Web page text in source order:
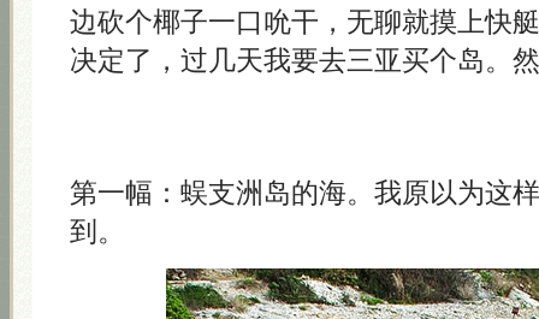
边砍个椰子一口吮干，无聊就摸上
决定了，过几天我要去三亚买个岛。
第一幅：蜈支洲岛的海。我原以为这
到。